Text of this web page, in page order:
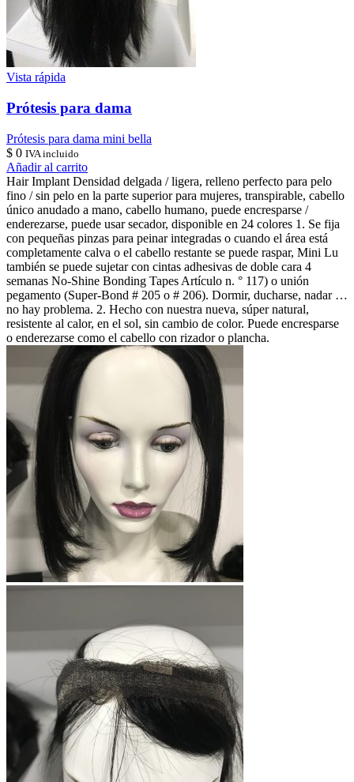
Vista rápida
Prótesis para dama
Prótesis para dama mini bella
$ 0 IVA incluido
Añadir al carrito
Hair Implant Densidad delgada / ligera, relleno perfecto para pelo
fino / sin pelo en la parte superior para mujeres, transpirable, cabello
único anudado a mano, cabello humano, puede encresparse /
enderezarse, puede usar secador, disponible en 24 colores 1. Se fija
con pequeñas pinzas para peinar integradas o cuando el área está
completamente calva o el cabello restante se puede raspar, Mini Lu
también se puede sujetar con cintas adhesivas de doble cara 4
semanas No-Shine Bonding Tapes Artículo n. ° 117) o unión
pegamento (Super-Bond # 205 o # 206). Dormir, ducharse, nadar …
no hay problema. 2. Hecho con nuestra nueva, súper natural,
resistente al calor, en el sol, sin cambio de color. Puede encresparse
o enderezarse como el cabello con rizador o plancha.